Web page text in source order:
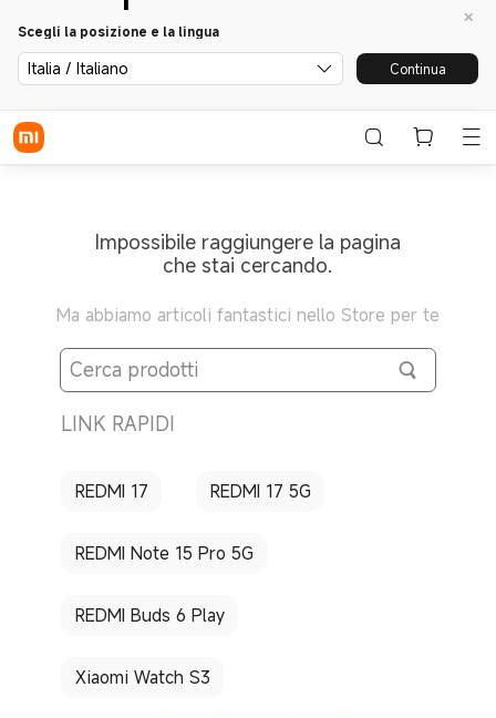
Scegli la posizione e la lingua
Italia / Italiano Continua
Impossibile raggiungere la pagina
che stai cercando.
Ma abbiamo articoli fantastici nello Store per te
LINK RAPIDI
REDMI 17 REDMI 17 5G
REDMI Note 15 Pro 5G
REDMI Buds 6 Play
Xiaomi Watch S3